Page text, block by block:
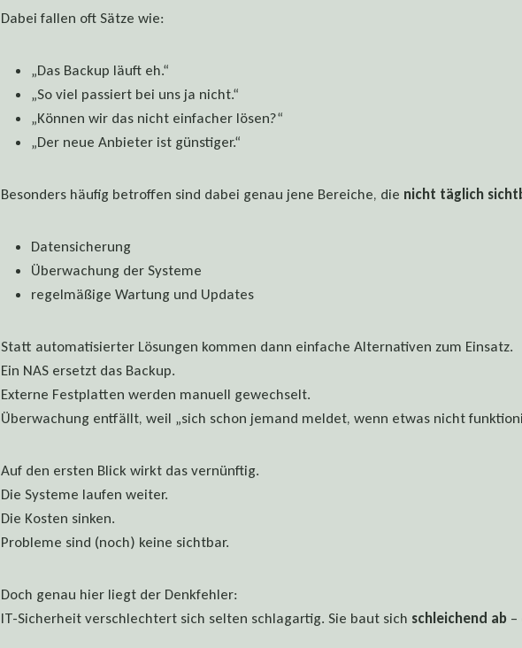
Dabei fallen oft Sätze wie:
„Das Backup läuft eh.“
„So viel passiert bei uns ja nicht.“
„Können wir das nicht einfacher lösen?“
„Der neue Anbieter ist günstiger.“
Besonders häufig betroffen sind dabei genau jene Bereiche, die nicht täglich
Datensicherung
Überwachung der Systeme
regelmäßige Wartung und Updates
Statt automatisierter Lösungen kommen dann einfache Alternativen zum Einsatz.
Ein NAS ersetzt das Backup.
Externe Festplatten werden manuell gewechselt.
Überwachung entfällt, weil „sich schon jemand meldet, wenn etwas nicht
Auf den ersten Blick wirkt das vernünftig.
Die Systeme laufen weiter.
Die Kosten sinken.
Probleme sind (noch) keine sichtbar.
Doch genau hier liegt der Denkfehler:
IT-Sicherheit verschlechtert sich selten schlagartig. Sie baut sich schleichend ab